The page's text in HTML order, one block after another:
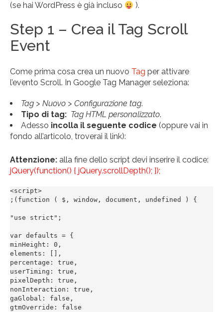
(se hai WordPress è già incluso
).
Step 1 – Crea il Tag Scroll
Event
Come prima cosa crea un nuovo Tag per attivare
l’evento Scroll. In Google Tag Manager seleziona:
Tag > Nuovo > Configurazione tag.
Tipo di tag: Tag HTML personalizzato.
Adesso incolla il seguente codice (oppure vai in
fondo all’articolo, troverai il link):
Attenzione: alla fine dello script devi inserire il codice:
jQuery(function() { jQuery.scrollDepth(); });
<script>
;(function ( $, window, document, undefined ) {
"use strict";
var defaults = {
minHeight: 0,
elements: [],
percentage: true,
userTiming: true,
pixelDepth: true,
nonInteraction: true,
gaGlobal: false,
gtmOverride: false